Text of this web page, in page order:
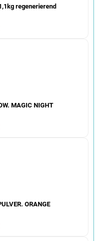
regenerierend
MAGIC NIGHT
ORANGE